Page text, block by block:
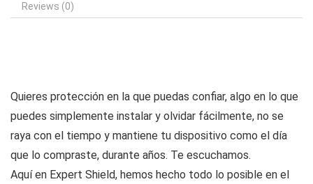
Reviews (0)
Quieres protección en la que puedas confiar, algo en lo que
puedes simplemente instalar y olvidar fácilmente, no se
raya con el tiempo y mantiene tu dispositivo como el día
que lo compraste, durante años. Te escuchamos.
Aquí en Expert Shield, hemos hecho todo lo posible en el